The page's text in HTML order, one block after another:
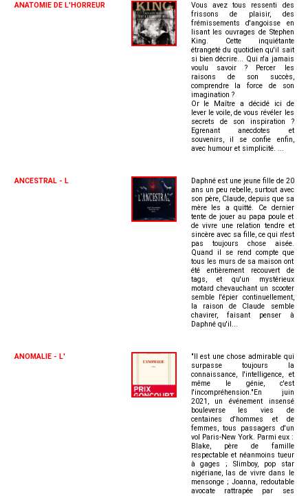
ANATOMIE DE L'HORREUR
Vous avez tous ressenti des
frissons de plaisir,‭ ‬des
frémissements d'angoisse en
lisant les ouvrages de Stephen
King.‭ ‬Cette inquiétante
étrangeté du quotidien qu'il sait
si bien décrire...‭ ‬Qui n'a jamais
voulu savoir ‭? ‬Percer les
raisons de son succès,‭
‬comprendre la force de son
imagination ‭?
Or le Maître a décidé ici de
lever le voile,‭ ‬de vous révéler les
secrets de son inspiration ‭?
‬Egrenant anecdotes et
souvenirs,‭ ‬il se confie enfin,‭
‬avec humour et simplicité.‭ ‬...
ANCESTRAL - L
Daphné est une jeune fille de 20
ans un peu rebelle, surtout avec
son père, Claude, depuis que sa
mère les a quitté. Ce dernier
tente de jouer au papa poule et
de vivre une relation tendre et
sincère avec sa fille, ce qui n'est
pas toujours chose aisée.
Quand il se rend compte que
tous les murs de sa maison ont
été entièrement recouvert de
tags, et qu'un mystérieux
motard chevauchant un scooter
semble l'épier continuellement,
la raison de Claude semble
chavirer, faisant penser à
Daphné qu'il...
ANOMALIE - L'
"Il est une chose admirable qui
surpasse toujours la
connaissance, l'intelligence, et
même le génie, c'est
l'incompréhension."En juin
2021, un événement insensé
bouleverse les vies de
centaines d'hommes et de
femmes, tous passagers d'un
vol Paris-New York. Parmi eux :
Blake, père de famille
respectable et néanmoins tueur
à gages ; Slimboy, pop star
nigériane, las de vivre dans le
mensonge ; Joanna, redoutable
avocate rattrapée par ses